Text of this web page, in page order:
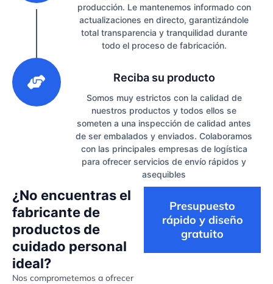
producción. Le mantenemos informado con
actualizaciones en directo, garantizándole
total transparencia y tranquilidad durante
todo el proceso de fabricación.
Reciba su producto
Somos muy estrictos con la calidad de
nuestros productos y todos ellos se
someten a una inspección de calidad antes
de ser embalados y enviados. Colaboramos
con las principales empresas de logística
para ofrecer servicios de envío rápidos y
asequibles
¿No encuentras el
fabricante de
productos de
cuidado personal
ideal?
Nos comprometemos a ofrecer
Presupuesto
rápido y diseño
gratuito